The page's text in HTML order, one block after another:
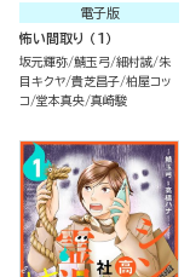
電子版
怖い間取り （1）
坂元輝弥 鯖玉弓 細村誠 朱
目キクヤ 貴芝昌子 柏屋コッ
コ 堂本真央 真崎駿